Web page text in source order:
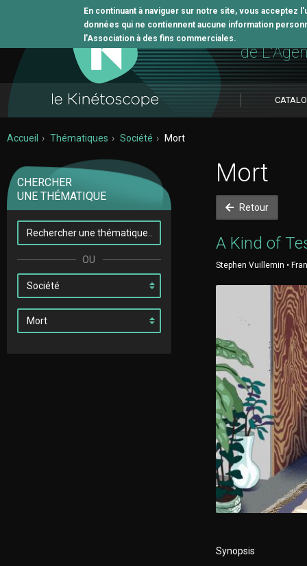
En continuant à naviguer sur notre site, vous
données qui ne contiennent aucune information
l’Association à des fins commerciales. L'outil
de
Accueil Thématiques Société Mort
CHERCHER
UNE THÉMATIQUE
Mort
Retour
A Kind of
Stephen Vuillemin •
Synopsis